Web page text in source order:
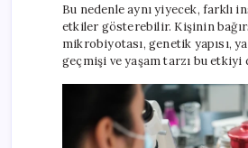
Bu nedenle aynı yiyecek, farklı
etkiler gösterebilir. Kişinin
mikrobiyotası, genetik yapısı,
geçmişi ve yaşam tarzı bu